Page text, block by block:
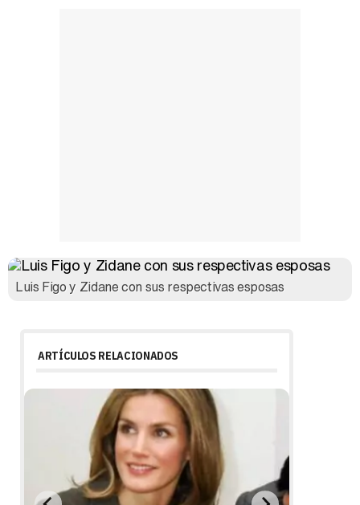
Luis Figo y Zidane con sus respectivas esposas
ARTÍCULOS RELACIONADOS